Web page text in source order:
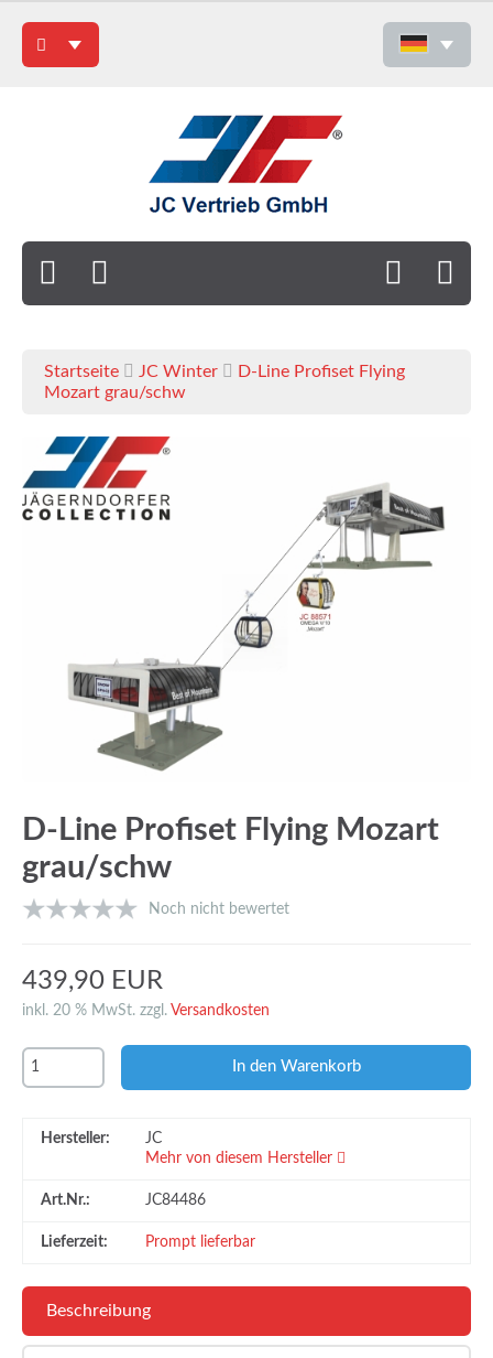
Startseite JC Winter
D-Line Profiset Flying
Mozart grau/schw
D-Line Profiset Flying Mozart
grau/schw
Noch nicht bewertet
439,90 EUR
inkl. 20 % MwSt. zzgl. Versandkosten
Hersteller:
JC
Mehr von diesem Hersteller
Art.Nr.: JC84486
Lieferzeit: Prompt lieferbar
Beschreibung